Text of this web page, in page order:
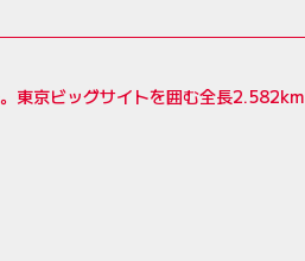
東京ビッグサイトを囲む全長2.582km